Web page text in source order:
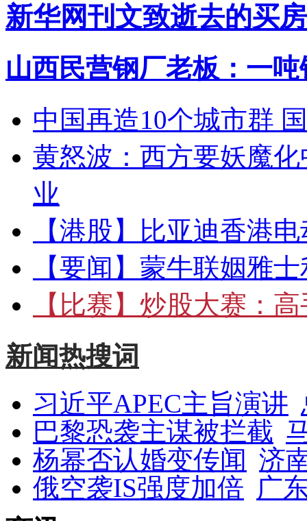
新华网刊文致逝去的买
山西民营钢厂老板：一
中国再造10个城市群
黄怒波：西方要妖魔
业
【港股】
比亚迪香港
【要闻】 蒙牛联姻雅
【比赛】 炒股大赛：高
新闻热搜词
习近平APEC主旨演讲
巴黎恐袭主谋被拦截
杨幂否认婚变传闻 济
俄空袭IS强度加倍 广